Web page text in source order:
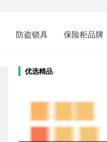
防盗锁具 保险柜品牌
优选精品